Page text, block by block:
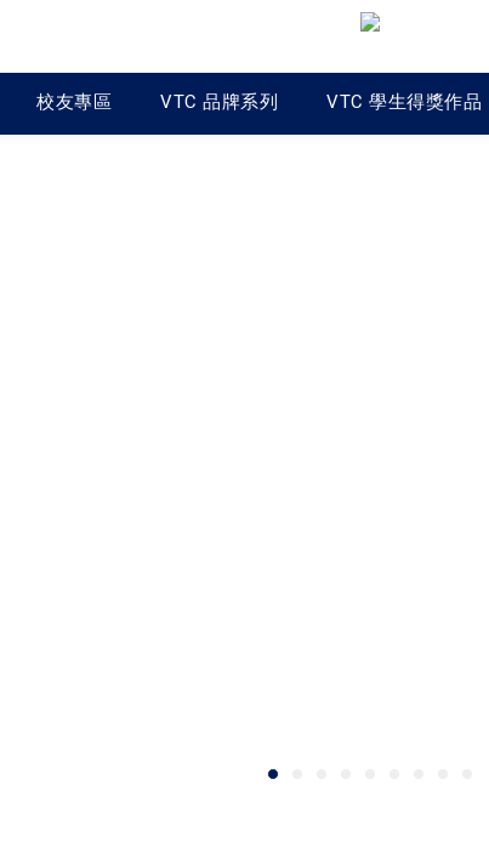
校友專區 VTC 品牌系列 VTC 學生得獎作品